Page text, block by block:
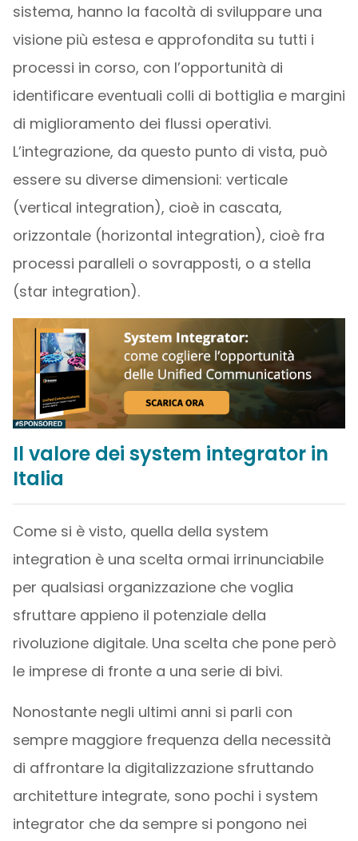
sistema, hanno la facoltà di sviluppare una
visione più estesa e approfondita su tutti i
processi in corso, con l’opportunità di
identificare eventuali colli di bottiglia e margini
di miglioramento dei flussi operativi.
L’integrazione, da questo punto di vista, può
essere su diverse dimensioni: verticale
(vertical integration), cioè in cascata,
orizzontale (horizontal integration), cioè fra
processi paralleli o sovrapposti, o a stella
(star integration).
Il valore dei system integrator in
Italia
Come si è visto, quella della system
integration è una scelta ormai irrinunciabile
per qualsiasi organizzazione che voglia
sfruttare appieno il potenziale della
rivoluzione digitale. Una scelta che pone però
le imprese di fronte a una serie di bivi.
Nonostante negli ultimi anni si parli con
sempre maggiore frequenza della necessità
di affrontare la digitalizzazione sfruttando
architetture integrate, sono pochi i system
integrator che da sempre si pongono nei